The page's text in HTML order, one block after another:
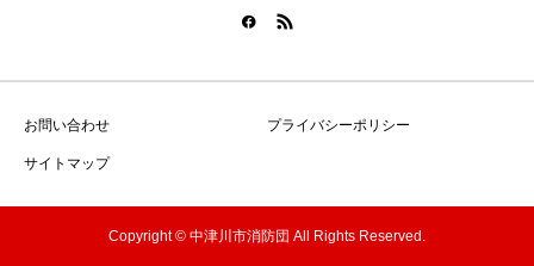
お問い合わせ プライバシーポリシー
サイトマップ
Copyright © 中津川市消防団 All Rights Reserved.